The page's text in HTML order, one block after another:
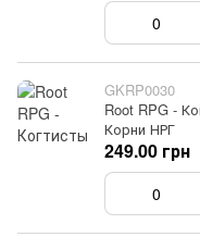
GKRP0030
Root RPG -
Корни НРГ
249.00 грн